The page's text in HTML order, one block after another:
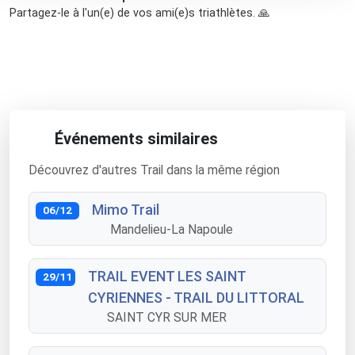
Partagez-le à l'un(e) de vos ami(e)s triathlètes. 🙏
Événements similaires
Découvrez d'autres Trail dans la même région
06/12 Mimo Trail
Mandelieu-La Napoule
29/11
TRAIL EVENT LES SAINT
CYRIENNES - TRAIL DU LITTORAL
SAINT CYR SUR MER